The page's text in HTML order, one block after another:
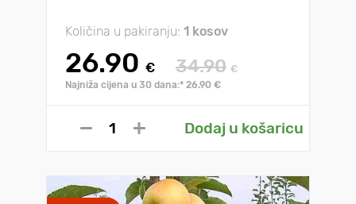
Količina u pakiranju: 1 kosov
26.90 € 34.90 €
Najniža cijena u 30 dana:* 26.90 €
Dodaj u košaricu